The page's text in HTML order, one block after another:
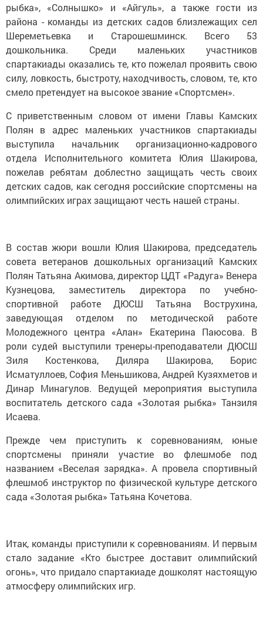
рыбка», «Солнышко» и «Айгуль», а также гости из
района - команды из детских садов близлежащих сел
Шереметьевка и Старошешминск. Всего 53
дошкольника. Среди маленьких участников
спартакиады оказались те, кто пожелал проявить свою
силу, ловкость, быстроту, находчивость, словом, те, кто
смело претендует на высокое звание «Спортсмен».
С приветственным словом от имени Главы Камских
Полян в адрес маленьких участников спартакиады
выступила начальник организационно-кадрового
отдела Исполнительного комитета Юлия Шакирова,
пожелав ребятам доблестно защищать честь своих
детских садов, как сегодня российские спортсмены на
олимпийских играх защищают честь нашей страны.
В состав жюри вошли Юлия Шакирова, председатель
совета ветеранов дошкольных организаций Камских
Полян Татьяна Акимова, директор ЦДТ «Радуга» Венера
Кузнецова, заместитель директора по учебно-
спортивной работе ДЮСШ Татьяна Вострухина,
заведующая отделом по методической работе
Молодежного центра «Алан» Екатерина Паюсова. В
роли судей выступили тренеры-преподаватели ДЮСШ
Зиля Костенкова, Диляра Шакирова, Борис
Исматуллоев, София Меньшикова, Андрей Кузяхметов и
Динар Минагулов. Ведущей мероприятия выступила
воспитатель детского сада «Золотая рыбка» Танзиля
Исаева.
Прежде чем приступить к соревнованиям, юные
спортсмены приняли участие во флешмобе под
названием «Веселая зарядка». А провела спортивный
флешмоб инструктор по физической культуре детского
сада «Золотая рыбка» Татьяна Кочетова.
Итак, команды приступили к соревнованиям. И первым
стало задание «Кто быстрее доставит олимпийский
огонь», что придало спартакиаде дошколят настоящую
атмосферу олимпийских игр.